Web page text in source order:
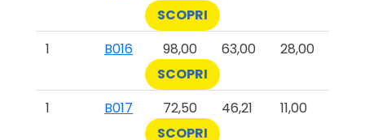
SCOPRI
1
B016 98,00 63,00
28,00
SCOPRI
1
B017 72,50 46,21
11,00
SCOPRI